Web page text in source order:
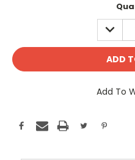
Add To